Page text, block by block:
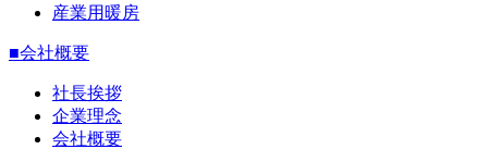
産業用暖房
■会社概要
社長挨拶
企業理念
会社概要